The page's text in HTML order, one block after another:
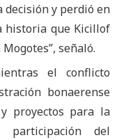
decisión y perdió en
historia que Kicillof
señaló.
el conflicto
bonaerense
proyectos para la
participación del